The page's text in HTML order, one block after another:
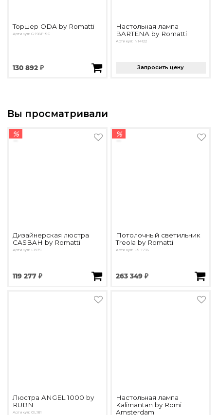
Торшер ODA by Romatti
Артикул: G-198F-SG
130 892 ₽
Настольная лампа
BARTENA by Romatti
Артикул: N14122
Запросить цену
Вы просматривали
%
Дизайнерская люстра
CASBAH by Romatti
Артикул: L1979
119 277 ₽
%
Потолочный светильник
Treola by Romatti
Артикул: LS-1736
263 349 ₽
Люстра ANGEL 1000 by
RUBN
Артикул: OL181
Настольная лампа
Kalimantan by Romi
Amsterdam